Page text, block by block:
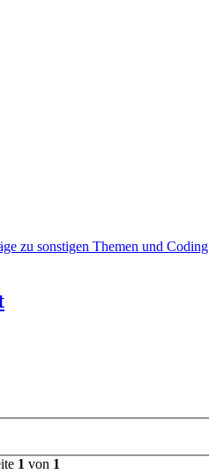
zu sonstigen Themen und Coding
1 von 1